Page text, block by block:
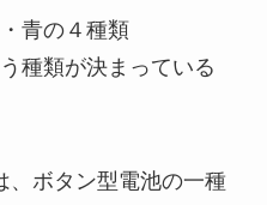
青の４種類
種類が決まっている
、ボタン型電池の一種